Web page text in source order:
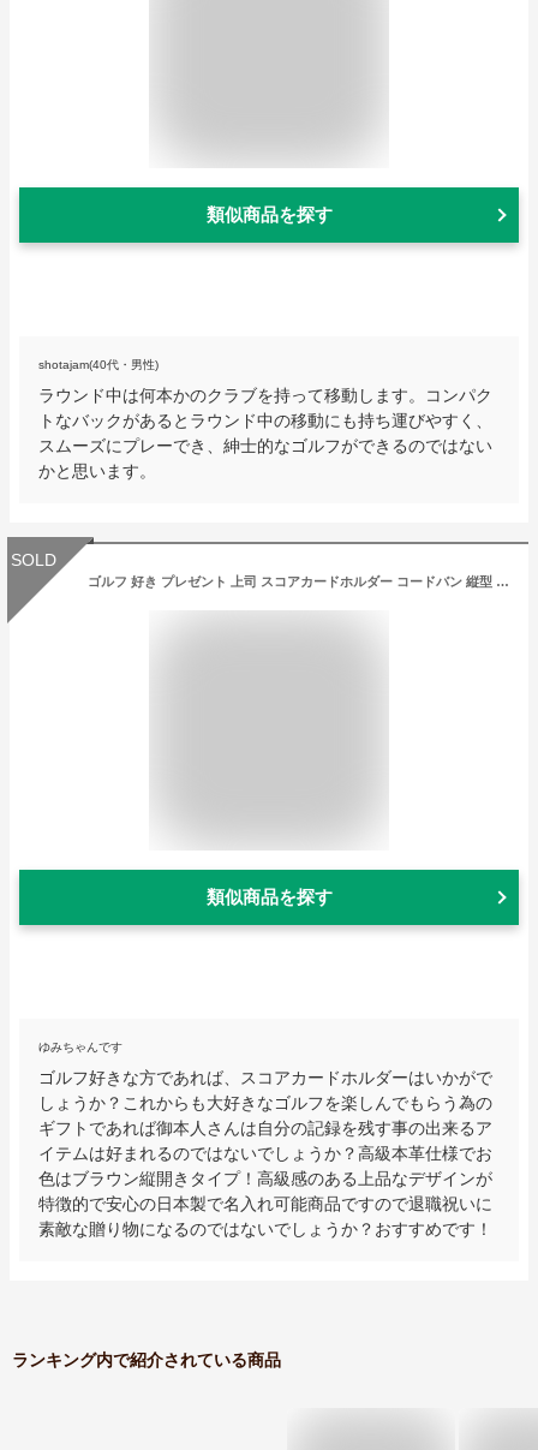
類似商品を探す
shotajam(40代・男性)
ラウンド中は何本かのクラブを持って移動します。コンパク
トなバックがあるとラウンド中の移動にも持ち運びやすく、
スムーズにプレーでき、紳士的なゴルフができるのではない
かと思います。
SOLD
ゴルフ 好き プレゼント 上司 スコアカードホルダー コードバン 縦型 縦開き 本革 高級革 高級 新喜皮革 スコアカードケース スコアカードカバー レザー 革 ゴルフグッズ ゴルフ用品 ラウンド用品 コンペ景品 賞品 コンペ賞品 ギフト 縦 REBOOT GOLF
類似商品を探す
ゆみちゃんです
ゴルフ好きな方であれば、スコアカードホルダーはいかがで
しょうか？これからも大好きなゴルフを楽しんでもらう為の
ギフトであれば御本人さんは自分の記録を残す事の出来るア
イテムは好まれるのではないでしょうか？高級本革仕様でお
色はブラウン縦開きタイプ！高級感のある上品なデザインが
特徴的で安心の日本製で名入れ可能商品ですので退職祝いに
素敵な贈り物になるのではないでしょうか？おすすめです！
ランキング内で紹介されている商品